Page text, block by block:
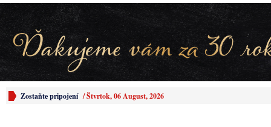
Zostaňte pripojení /Štvrtok, 06 August, 2026